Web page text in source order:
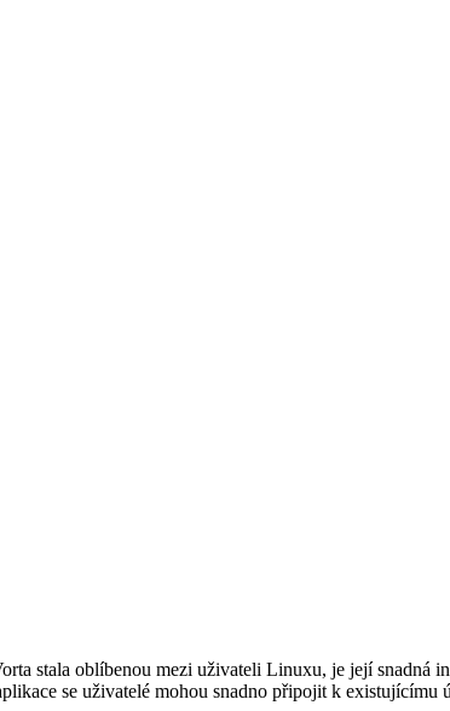
stala oblíbenou mezi uživateli Linuxu, je její snadná
se uživatelé mohou snadno připojit k